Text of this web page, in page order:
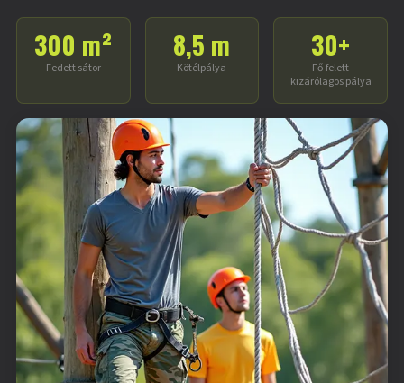
300 m²
Fedett sátor
8,5 m
Kötélpálya
30+
Fő felett
kizárólagos pálya